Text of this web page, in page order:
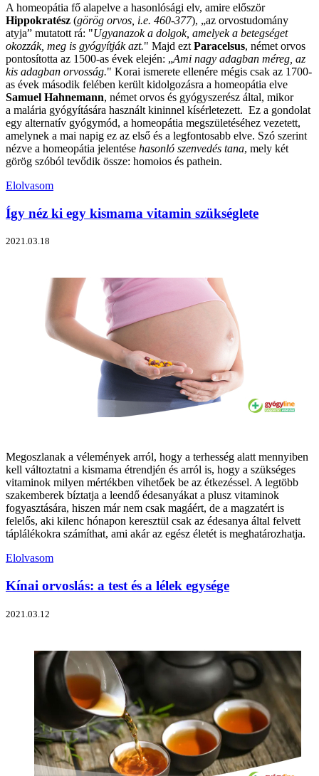
A homeopátia fő alapelve a hasonlósági elv, amire először
Hippokratész (görög orvos, i.e. 460-377), „az orvostudomány
atyja” mutatott rá: "Ugyanazok a dolgok, amelyek a betegséget
okozzák, meg is gyógyítják azt." Majd ezt Paracelsus, német orvos
pontosította az 1500-as évek elején: „Ami nagy adagban méreg, az
kis adagban orvosság." Korai ismerete ellenére mégis csak az 1700-
as évek második felében került kidolgozásra a homeopátia elve
Samuel Hahnemann, német orvos és gyógyszerész által, mikor
a malária gyógyítására használt kininnel kísérletezett. Ez a gondolat
egy alternatív gyógymód, a homeopátia megszületéséhez vezetett,
amelynek a mai napig ez az első és a legfontosabb elve. Szó szerint
nézve a homeopátia jelentése hasonló szenvedés tana, mely két
görög szóból tevődik össze: homoios és pathein.
Elolvasom
Így néz ki egy kismama vitamin szükséglete
2021.03.18
Megoszlanak a vélemények arról, hogy a terhesség alatt mennyiben
kell változtatni a kismama étrendjén és arról is, hogy a szükséges
vitaminok milyen mértékben vihetőek be az étkezéssel. A legtöbb
szakemberek bíztatja a leendő édesanyákat a plusz vitaminok
fogyasztására, hiszen már nem csak magáért, de a magzatért is
felelős, aki kilenc hónapon keresztül csak az édesanya által felvett
táplálékokra számíthat, ami akár az egész életét is meghatározhatja.
Elolvasom
Kínai orvoslás: a test és a lélek egysége
2021.03.12